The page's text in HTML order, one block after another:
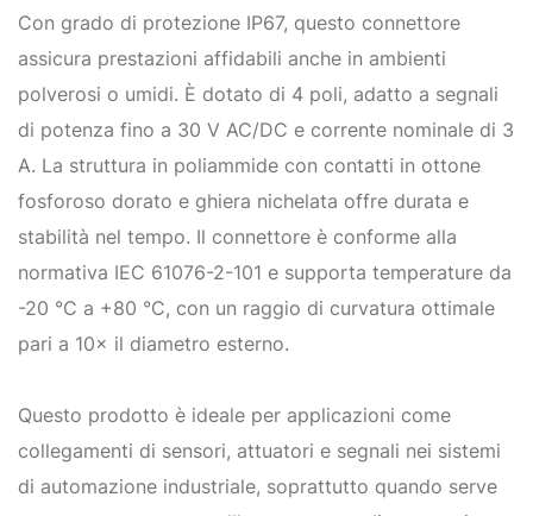
Con grado di protezione IP67, questo connettore
assicura prestazioni affidabili anche in ambienti
polverosi o umidi. È dotato di 4 poli, adatto a segnali
di potenza fino a 30 V AC/DC e corrente nominale di 3
A. La struttura in poliammide con contatti in ottone
fosforoso dorato e ghiera nichelata offre durata e
stabilità nel tempo. Il connettore è conforme alla
normativa IEC 61076-2-101 e supporta temperature da
-20 °C a +80 °C, con un raggio di curvatura ottimale
pari a 10× il diametro esterno.
Questo prodotto è ideale per applicazioni come
collegamenti di sensori, attuatori e segnali nei sistemi
di automazione industriale, soprattutto quando serve